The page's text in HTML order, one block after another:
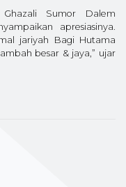
Sumor Dalem
apresiasinya.
jariyah Bagi Hutama
besar & jaya,” ujar